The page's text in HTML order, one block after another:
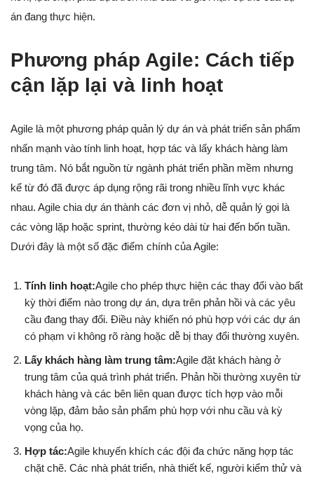
án đang thực hiện.
Phương pháp Agile: Cách tiếp
cận lặp lại và linh hoạt
Agile là một phương pháp quản lý dự án và phát triển sản phẩm
nhấn mạnh vào tính linh hoạt, hợp tác và lấy khách hàng làm
trung tâm. Nó bắt nguồn từ ngành phát triển phần mềm nhưng
kể từ đó đã được áp dụng rộng rãi trong nhiều lĩnh vực khác
nhau. Agile chia dự án thành các đơn vị nhỏ, dễ quản lý gọi là
các vòng lặp hoặc sprint, thường kéo dài từ hai đến bốn tuần.
Dưới đây là một số đặc điểm chính của Agile:
Tính linh hoạt:Agile cho phép thực hiện các thay đổi vào bất
kỳ thời điểm nào trong dự án, dựa trên phản hồi và các yêu
cầu đang thay đổi. Điều này khiến nó phù hợp với các dự án
có phạm vi không rõ ràng hoặc dễ bị thay đổi thường xuyên.
Lấy khách hàng làm trung tâm:Agile đặt khách hàng ở
trung tâm của quá trình phát triển. Phản hồi thường xuyên từ
khách hàng và các bên liên quan được tích hợp vào mỗi
vòng lặp, đảm bảo sản phẩm phù hợp với nhu cầu và kỳ
vọng của họ.
Hợp tác:Agile khuyến khích các đội đa chức năng hợp tác
chặt chẽ. Các nhà phát triển, nhà thiết kế, người kiểm thử và